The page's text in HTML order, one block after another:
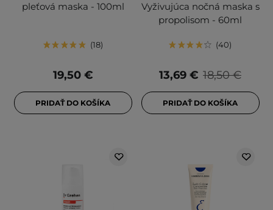
pleťová maska - 100ml
18
19,50 €
PRIDAŤ DO KOŠÍKA
Vyživujúca nočná maska s
propolisom - 60ml
40
18,50 €
13,69 €
PRIDAŤ DO KOŠÍKA